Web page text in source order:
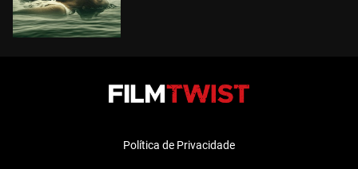
Política de Privacidade